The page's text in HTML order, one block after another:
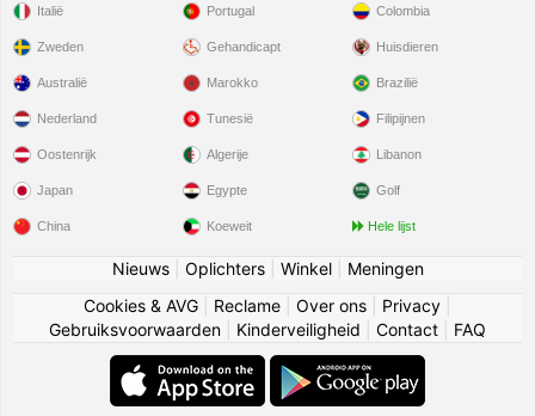
Italië
Zweden
Portugal
Gehandicapt
Colombia
Huisdieren
Australië
Nederland
Oostenrijk
Japan
China
Marokko
Tunesië
Algerije
Egypte
Koeweit
Brazilië
Filipijnen
Libanon
Golf
Hele lijst
Nieuws| Oplichters| Winkel| Meningen
Cookies & AVG
Reclame Over ons Privacy
Gebruiksvoorwaarden
Kinderveiligheid Contact FAQ